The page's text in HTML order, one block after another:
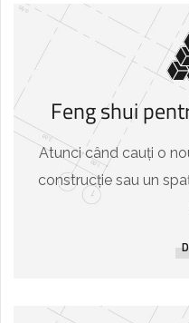
Feng shui
Atunci când cauți o
construcție sau un